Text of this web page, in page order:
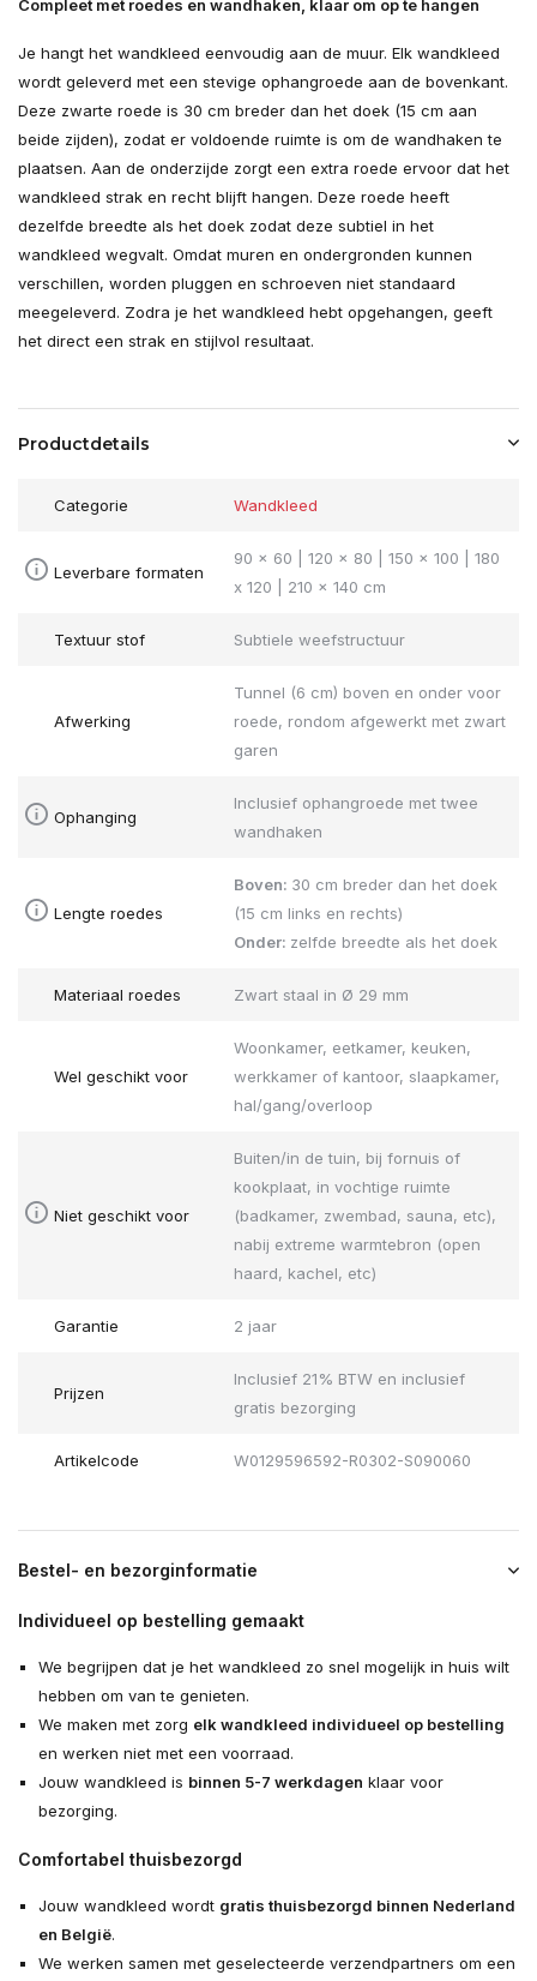
Compleet met roedes en wandhaken, klaar om op te hangen
Je hangt het wandkleed eenvoudig aan de muur. Elk wandkleed
wordt geleverd met een stevige ophangroede aan de bovenkant.
Deze zwarte roede is 30 cm breder dan het doek (15 cm aan
beide zijden), zodat er voldoende ruimte is om de wandhaken te
plaatsen. Aan de onderzijde zorgt een extra roede ervoor dat het
wandkleed strak en recht blijft hangen. Deze roede heeft
dezelfde breedte als het doek zodat deze subtiel in het
wandkleed wegvalt. Omdat muren en ondergronden kunnen
verschillen, worden pluggen en schroeven niet standaard
meegeleverd. Zodra je het wandkleed hebt opgehangen, geeft
het direct een strak en stijlvol resultaat.
Productdetails
Categorie Wandkleed
Leverbare formaten
90 x 60 | 120 x 80 | 150 x 100 | 180
x 120 | 210 x 140 cm
Textuur stof Subtiele weefstructuur
Afwerking
Tunnel (6 cm) boven en onder voor
roede, rondom afgewerkt met zwart
garen
Ophanging
Inclusief ophangroede met twee
wandhaken
Lengte roedes
Boven: 30 cm breder dan het doek
(15 cm links en rechts)
Onder: zelfde breedte als het doek
Materiaal roedes Zwart staal in Ø 29 mm
Wel geschikt voor
Woonkamer, eetkamer, keuken,
werkkamer of kantoor, slaapkamer,
hal/gang/overloop
Niet geschikt voor
Buiten/in de tuin, bij fornuis of
kookplaat, in vochtige ruimte
(badkamer, zwembad, sauna, etc),
nabij extreme warmtebron (open
haard, kachel, etc)
Garantie 2 jaar
Prijzen
Inclusief 21% BTW en inclusief
gratis bezorging
Artikelcode W0129596592-R0302-S090060
Bestel- en bezorginformatie
Individueel op bestelling gemaakt
We begrijpen dat je het wandkleed zo snel mogelijk in huis wilt
hebben om van te genieten.
We maken met zorg elk wandkleed individueel op bestelling
en werken niet met een voorraad.
Jouw wandkleed is binnen 5-7 werkdagen klaar voor
bezorging.
Comfortabel thuisbezorgd
Jouw wandkleed wordt gratis thuisbezorgd binnen Nederland
en België.
We werken samen met geselecteerde verzendpartners om een